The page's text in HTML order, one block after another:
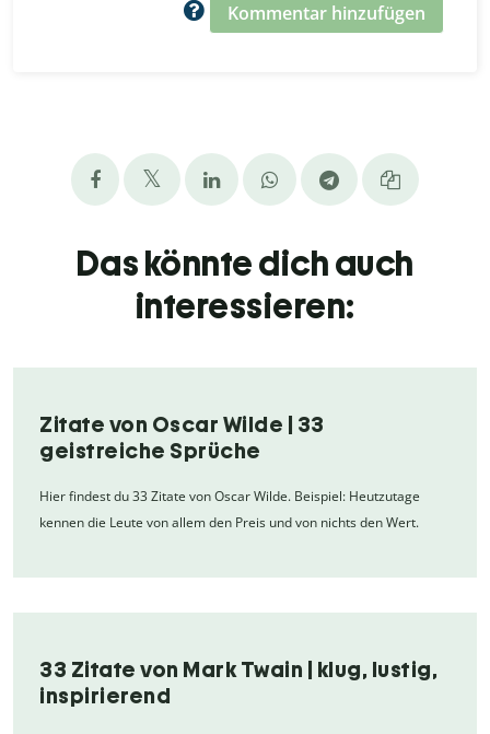
Kommentar hinzufügen
Das könnte dich auch
interessieren:
Zitate von Oscar Wilde | 33
geistreiche Sprüche
Hier findest du 33 Zitate von Oscar Wilde. Beispiel: Heutzutage
kennen die Leute von allem den Preis und von nichts den Wert.
33 Zitate von Mark Twain | klug, lustig,
inspirierend